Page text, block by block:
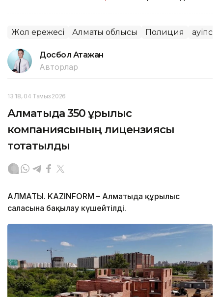
Жол ережесі Алматы облысы Полиция
Досбол Атажан
Авторлар
13:18, 04 Тамыз 2026
Алматыда 350 құрылыс
компаниясының лицензиясы
тоқтатылды
АЛМАТЫ. KAZINFORM – Алматыда құрылыс
саласына бақылау күшейтілді.